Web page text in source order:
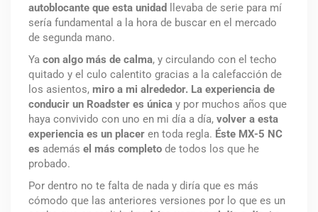
autoblocante que esta unidad
llevaba de serie para mí
sería fundamental a la hora de buscar en el mercado
de segunda mano.
Ya con algo más de calma, y circulando con el techo
quitado y el culo calentito gracias a la calefacción de
los asientos, miro a mi alrededor. La experiencia de
conducir un Roadster es única y por muchos años que
haya convivido con uno en mi día a día, volver a esta
experiencia es un placer en toda regla. Éste MX-5 NC
es además el más completo de todos los que he
probado.
Por dentro no te falta de nada y diría que es más
cómodo que las anteriores versiones por lo que es un